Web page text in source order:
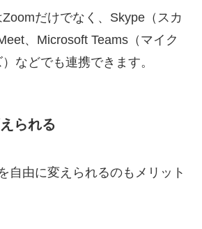
だけでなく、Skype（スカ
、Microsoft Teams（マイク
などでも連携できます。
られる
自由に変えられるのもメリット